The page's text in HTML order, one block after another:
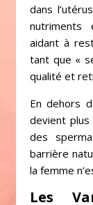
dans
nutriments
aidant à
tant que «
qualité et
En dehors
devient
des
barrière
la femme
Les